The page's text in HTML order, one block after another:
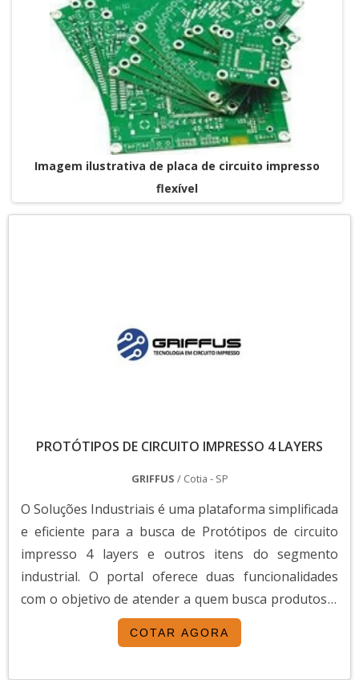
Imagem ilustrativa de placa de circuito impresso
flexível
PROTÓTIPOS DE CIRCUITO IMPRESSO 4 LAYERS
GRIFFUS / Cotia - SP
O Soluções Industriais é uma plataforma simplificada
e eficiente para a busca de Protótipos de circuito
impresso 4 layers e outros itens do segmento
industrial. O portal oferece duas funcionalidades
com o objetivo de atender a quem busca produtos e
serviços dentro do segmento industrial ou empresas
com interesse na divulgação de seus produtos e
COTAR AGORA